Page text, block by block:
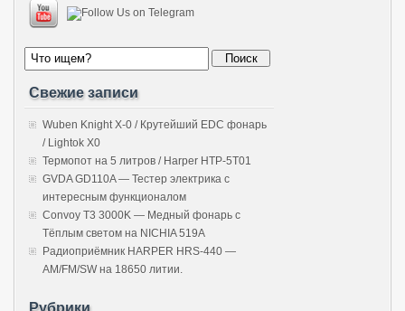
Свежие записи
Wuben Knight X-0 / Крутейший EDC фонарь
/ Lightok X0
Термопот на 5 литров / Harper HTP-5T01
GVDA GD110A — Тестер электрика с
интересным функционалом
Convoy T3 3000K — Медный фонарь с
Тёплым светом на NICHIA 519A
Радиоприёмник HARPER HRS-440 —
AM/FM/SW на 18650 литии.
Рубрики